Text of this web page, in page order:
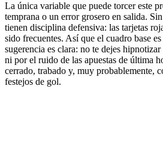
La única variable que puede torcer este
temprana o un error grosero en salida.
tienen disciplina defensiva: las tarjetas
sido frecuentes. Así que el cuadro base
sugerencia es clara: no te dejes
ni por el ruido de las apuestas de última
cerrado, trabado y, muy probablemente,
festejos de gol.